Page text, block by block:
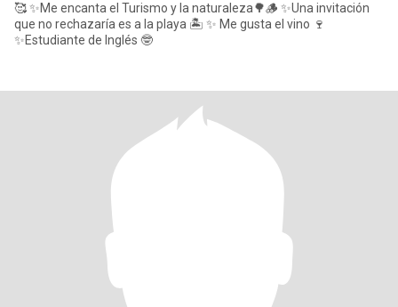
🥰 ✨Me encanta el Turismo y la naturaleza🌳🪵 ✨Una invitación
que no rechazaría es a la playa 🏝️ ✨ Me gusta el vino 🍷
✨Estudiante de Inglés 🤓